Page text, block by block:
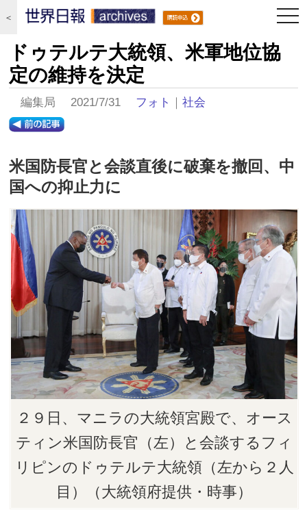
＜
ドゥテルテ大統領、米軍地位協
定の維持を決定
編集局 2021/7/31 フォト ｜社会
米国防長官と会談直後に破棄を撤回、中
国への抑止力に
２９日、マニラの大統領宮殿で、オース
ティン米国防長官（左）と会談するフィ
リピンのドゥテルテ大統領（左から２人
目）（大統領府提供・時事）